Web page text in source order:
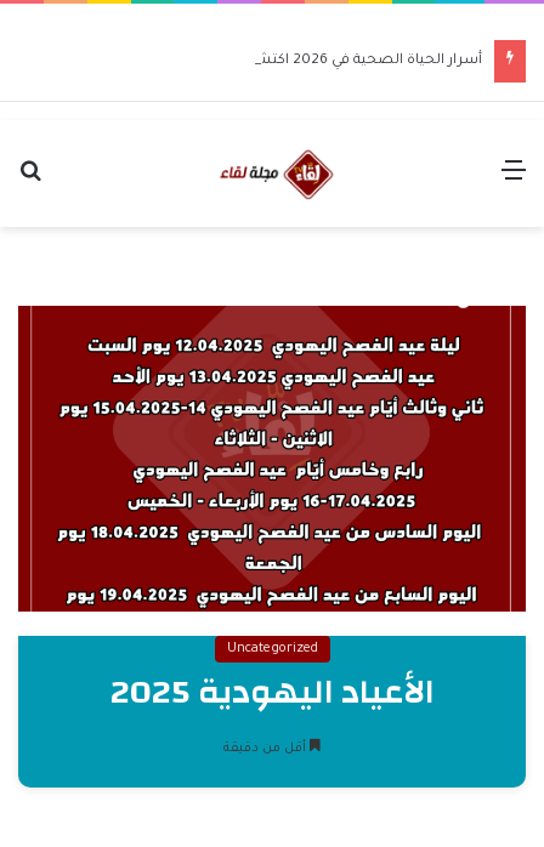
أسرار الحياة الصحية في 2026 اكتشف كيف تغير حياتك للأفضل
القائمة
Uncategorized
الأعياد اليهودية 2025
أقل من دقيقة